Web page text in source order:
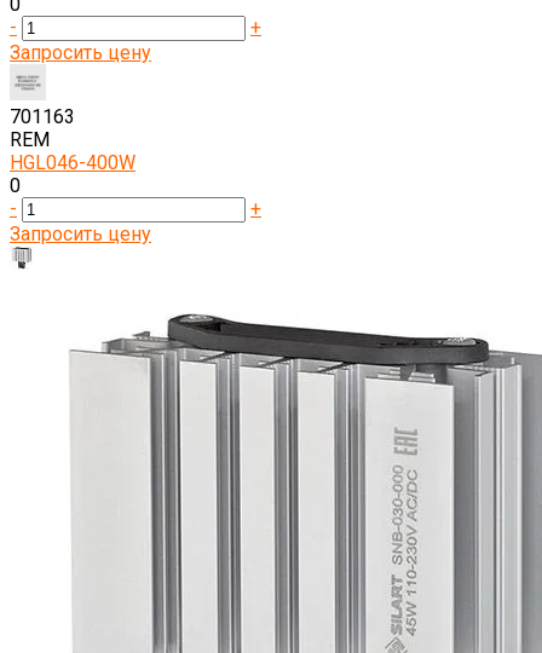
-
+
Запросить цену
701163
REM
HGL046-400W
0
-
+
Запросить цену